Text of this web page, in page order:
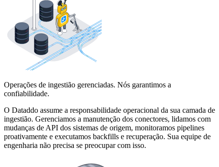
Operações de ingestião gerenciadas. Nós garantimos a
confiabilidade.
O Dataddo assume a responsabilidade operacional da sua camada de
ingestião. Gerenciamos a manutenção dos conectores, lidamos com
mudanças de API dos sistemas de origem, monitoramos pipelines
proativamente e executamos backfills e recuperação. Sua equipe de
engenharia não precisa se preocupar com isso.